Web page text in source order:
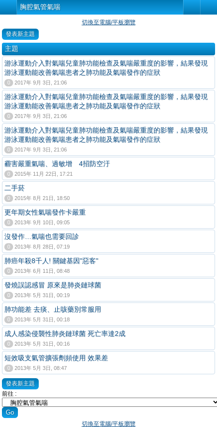
胸腔氣管氣喘
切換至電腦/平板瀏覽
發表新主題
主題
游泳運動介入對氣喘兒童肺功能檢查及氣喘嚴重度的影響，結果發現
游泳運動能改善氣喘患者之肺功能及氣喘發作的症狀
0 2017年 9月 3日, 21:06
游泳運動介入對氣喘兒童肺功能檢查及氣喘嚴重度的影響，結果發現
游泳運動能改善氣喘患者之肺功能及氣喘發作的症狀
0 2017年 9月 3日, 21:06
游泳運動介入對氣喘兒童肺功能檢查及氣喘嚴重度的影響，結果發現
游泳運動能改善氣喘患者之肺功能及氣喘發作的症狀
0 2017年 9月 3日, 21:06
霾害嚴重氣喘、過敏增 4招防空汙
0 2015年 11月 22日, 17:21
二手菸
0 2015年 8月 21日, 18:50
更年期女性氣喘發作卡嚴重
0 2013年 9月 10日, 09:05
沒發作…氣喘也需要回診
0 2013年 8月 28日, 07:19
肺癌年殺8千人! 關鍵基因"惡客"
0 2013年 6月 11日, 08:48
發燒誤認感冒 原來是肺炎鏈球菌
0 2013年 5月 31日, 00:19
肺功能差 去痰、止咳藥別常服用
0 2013年 5月 31日, 00:18
成人感染侵襲性肺炎鏈球菌 死亡率達2成
0 2013年 5月 31日, 00:16
短效吸支氣管擴張劑頻使用 效果差
0 2013年 5月 3日, 08:47
發表新主題
前往 :
切換至電腦/平板瀏覽